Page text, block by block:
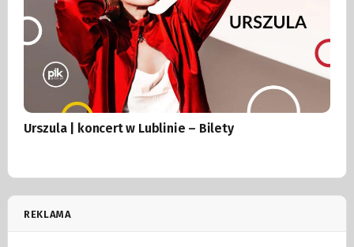
Urszula | koncert w Lublinie – Bilety
REKLAMA